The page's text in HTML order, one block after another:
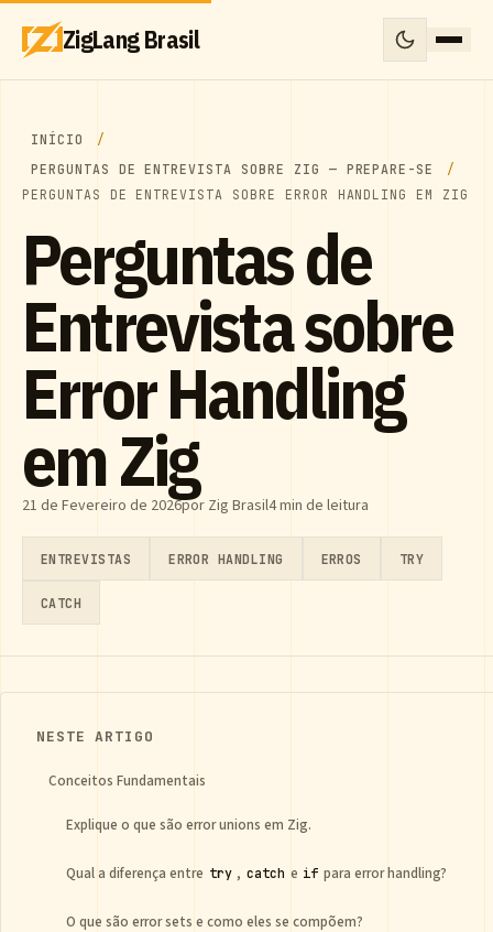
ZigLang Brasil
INÍCIO
PERGUNTAS DE ENTREVISTA SOBRE ZIG — PREPARE-SE
PERGUNTAS DE ENTREVISTA SOBRE ERROR HANDLING EM ZIG
Perguntas de
Entrevista sobre
Error Handling
em Zig
21 de Fevereiro de 2026por Zig Brasil4 min de leitura
ENTREVISTAS ERROR HANDLING ERROS TRY
CATCH
NESTE ARTIGO
Conceitos Fundamentais
Explique o que são error unions em Zig.
Qual a diferença entre try , catch e if para error handling?
O que são error sets e como eles se compõem?